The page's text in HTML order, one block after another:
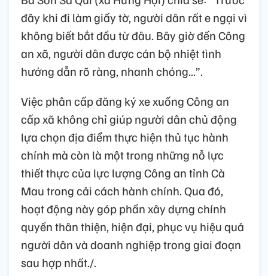
đây khi đi làm giấy tờ, người dân rất e ngại vì
không biết bắt đầu từ đâu. Bây giờ đến Công
an xã, người dân được cán bộ nhiệt tình
hướng dẫn rõ ràng, nhanh chóng...”.
Việc phân cấp đăng ký xe xuống Công an
cấp xã không chỉ giúp người dân chủ động
lựa chọn địa điểm thực hiện thủ tục hành
chính mà còn là một trong những nỗ lực
thiết thực của lực lượng Công an tỉnh Cà
Mau trong cải cách hành chính. Qua đó,
hoạt động này góp phần xây dựng chính
quyền thân thiện, hiện đại, phục vụ hiệu quả
người dân và doanh nghiệp trong giai đoạn
sau hợp nhất./.